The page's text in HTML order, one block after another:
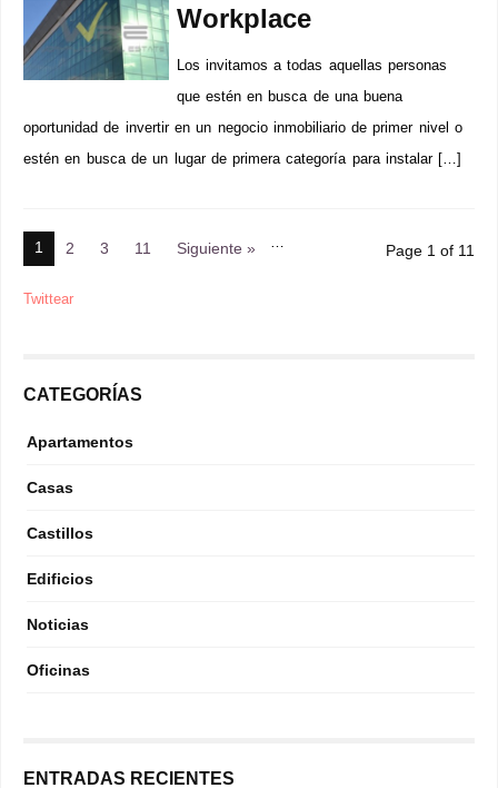
Workplace
Los invitamos a todas aquellas personas
que estén en busca de una buena
oportunidad de invertir en un negocio inmobiliario de primer nivel o
estén en busca de un lugar de primera categoría para instalar […]
1 2 3 …
11 Siguiente » Page 1 of 11
Twittear
CATEGORÍAS
Apartamentos
Casas
Castillos
Edificios
Noticias
Oficinas
ENTRADAS RECIENTES